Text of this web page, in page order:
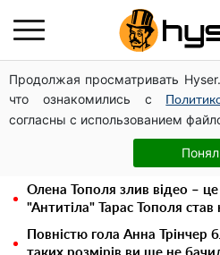
Продолжая просматривать
что ознакомились с
согласны с использованием
Понял
У Києві військовослужбовці
зберегти репродуктивні
відвідала міський центр
Місяць без світла, лютий
на тисячі гривень: народ
Олена Тополя злив відео –
"Антитіла" Тарас Тополя став
Повністю гола Анна